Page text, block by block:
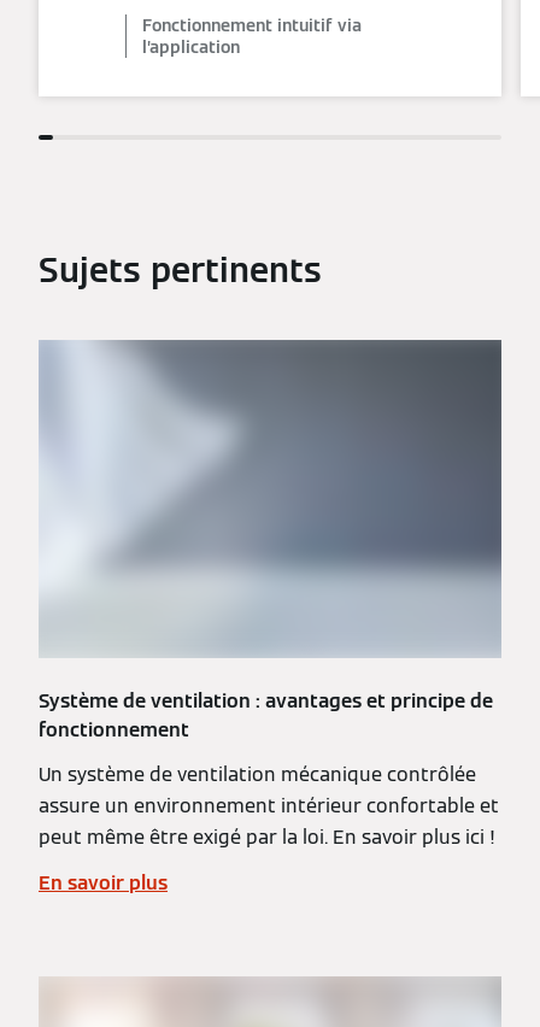
Fonctionnement intuitif via
l’application
Sujets pertinents
Système de ventilation : avantages et principe de
fonctionnement
Un système de ventilation mécanique contrôlée
assure un environnement intérieur confortable et
peut même être exigé par la loi. En savoir plus ici !
En savoir plus